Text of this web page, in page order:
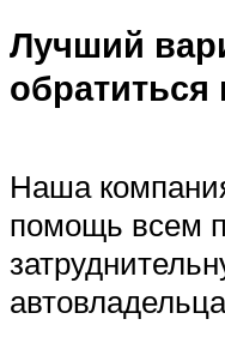
Лучший
обратиться
Наша
помощь всем